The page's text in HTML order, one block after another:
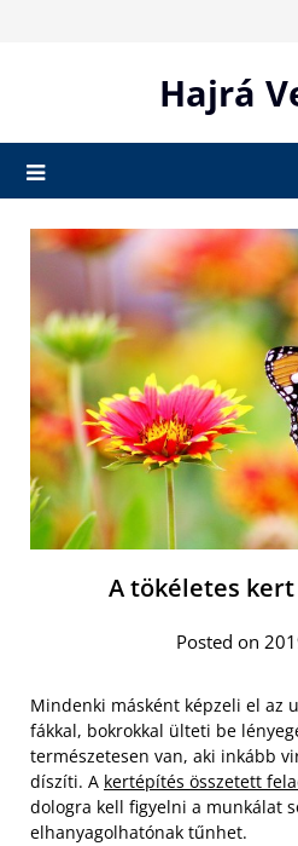
Hajrá
A tökéletes
Posted on
Mindenki másként képzeli el az
fákkal, bokrokkal ülteti be
természetesen van, aki inkább
díszíti. A kertépítés összetett
dologra kell figyelni a munkálat
elhanyagolhatónak tűnhet.